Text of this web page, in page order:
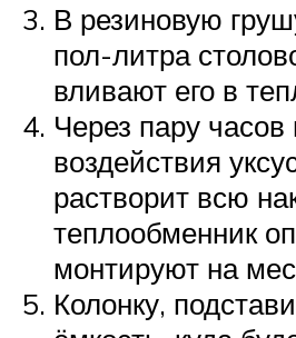
В резиновую
пол-литра
вливают его в
Через пару часов
воздействия
растворит всю
теплообменник
монтируют на
Колонку,